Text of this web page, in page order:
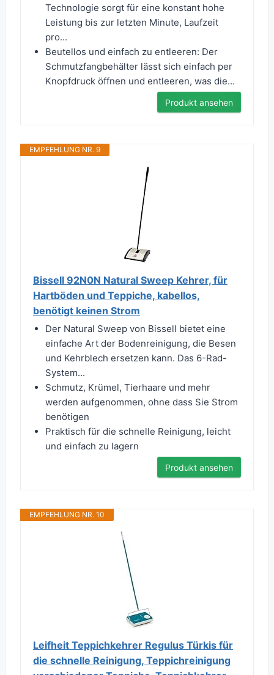
Technologie sorgt für eine konstant hohe
Leistung bis zur letzten Minute, Laufzeit
pro...
Beutellos und einfach zu entleeren: Der
Schmutzfangbehälter lässt sich einfach per
Knopfdruck öffnen und entleeren, was die...
Produkt ansehen
EMPFEHLUNG NR. 9
Bissell 92N0N Natural Sweep Kehrer, für
Hartböden und Teppiche, kabellos,
benötigt keinen Strom
Der Natural Sweep von Bissell bietet eine
einfache Art der Bodenreinigung, die Besen
und Kehrblech ersetzen kann. Das 6-Rad-
System...
Schmutz, Krümel, Tierhaare und mehr
werden aufgenommen, ohne dass Sie Strom
benötigen
Praktisch für die schnelle Reinigung, leicht
und einfach zu lagern
Produkt ansehen
EMPFEHLUNG NR. 10
Leifheit Teppichkehrer Regulus Türkis für
die schnelle Reinigung, Teppichreinigung